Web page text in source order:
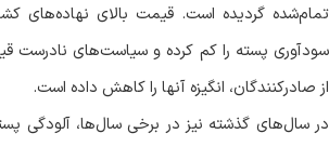
تمام‌شده گردیده است. قیمت بالای نهاده‌های
سودآوری پسته را کم کرده و سیاست‌های نادرست
از صادرکنندگان، انگیزه آنها را کاهش داده است.
در سال‌های گذشته نیز در برخی سال‌ها، آلودگی